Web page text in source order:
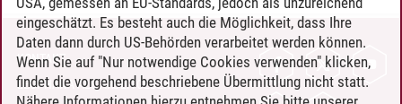
KONTAKT
LEUPHANA ALS ARBEITGEBER
eingeschätzt. Es besteht auch die Möglichkeit, dass Ihre
Daten dann durch US-Behörden verarbeitet werden können.
Wenn Sie auf "Nur notwendige Cookies verwenden" klicken,
findet die vorgehend beschriebene Übermittlung nicht statt.